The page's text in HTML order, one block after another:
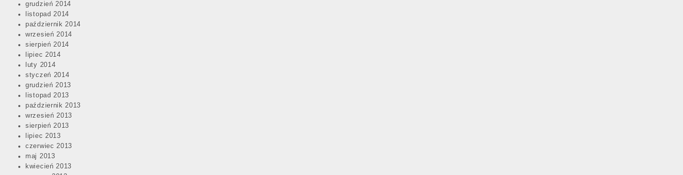
grudzień 2014
listopad 2014
październik 2014
wrzesień 2014
sierpień 2014
lipiec 2014
luty 2014
styczeń 2014
grudzień 2013
listopad 2013
październik 2013
wrzesień 2013
sierpień 2013
lipiec 2013
czerwiec 2013
maj 2013
kwiecień 2013